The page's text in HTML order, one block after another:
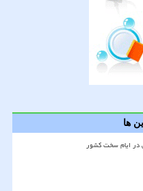
ها
در ایام سخت کشور